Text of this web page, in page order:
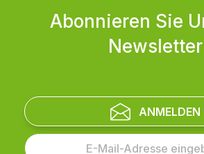
Abonnieren Sie
Newsletter
ANMELDEN